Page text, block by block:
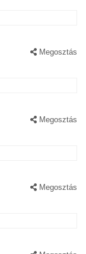
Megosztás
Megosztás
Megosztás